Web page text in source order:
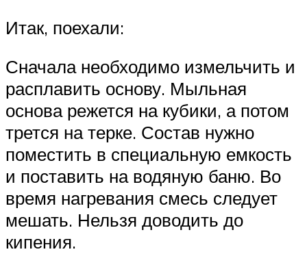
Итак, поехали:
Сначала необходимо измельчить и
расплавить основу. Мыльная
основа режется на кубики, а потом
трется на терке. Состав нужно
поместить в специальную емкость
и поставить на водяную баню. Во
время нагревания смесь следует
мешать. Нельзя доводить до
кипения.